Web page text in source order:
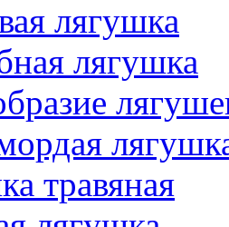
лягушка
лягушка
травяная